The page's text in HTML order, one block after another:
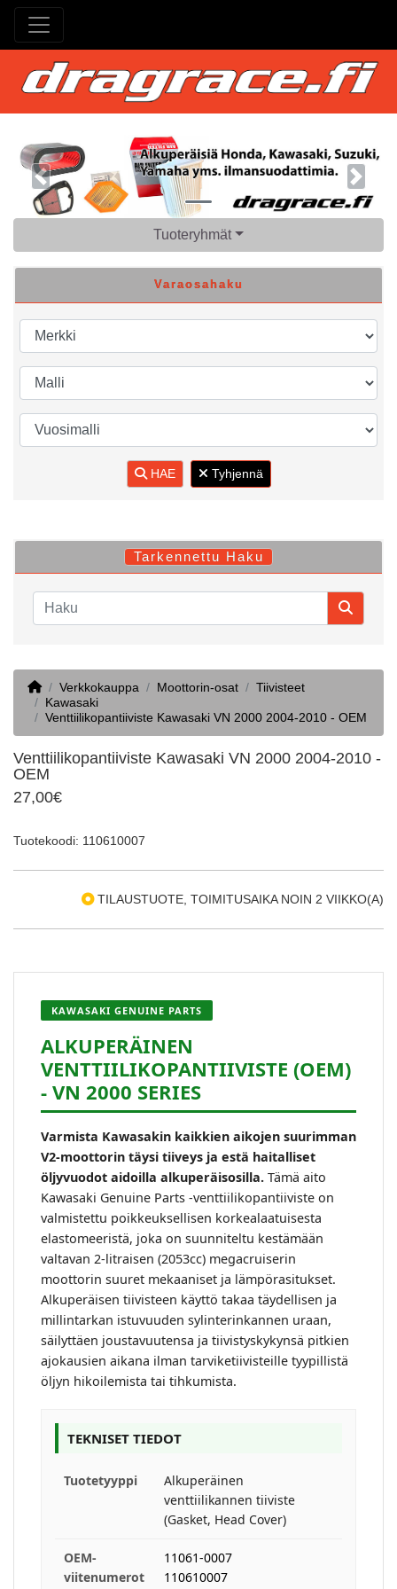
Previous Next
Tuoteryhmät
Varaosahaku
HAE Tyhjennä
Tarkennettu Haku
HomeVerkkokauppa Moottorin-osat
Tiivisteet
Kawasaki
Venttiilikopantiiviste Kawasaki VN 2000 2004-2010 - OEM
Venttiilikopantiiviste Kawasaki VN 2000 2004-2010 -
OEM
27,00€
Tuotekoodi: 110610007
TILAUSTUOTE, TOIMITUSAIKA NOIN 2 VIIKKO(A)
KAWASAKI GENUINE PARTS
ALKUPERÄINEN
VENTTIILIKOPANTIIVISTE (OEM)
- VN 2000 SERIES
Varmista Kawasakin kaikkien aikojen suurimman
V2-moottorin täysi tiiveys ja estä haitalliset
öljyvuodot aidoilla alkuperäisosilla. Tämä aito
Kawasaki Genuine Parts -venttiilikopantiiviste on
valmistettu poikkeuksellisen korkealaatuisesta
elastomeeristä, joka on suunniteltu kestämään
valtavan 2-litraisen (2053cc) megacruiserin
moottorin suuret mekaaniset ja lämpörasitukset.
Alkuperäisen tiivisteen käyttö takaa täydellisen ja
millintarkan istuvuuden sylinterinkannen uraan,
säilyttäen joustavuutensa ja tiivistyskykynsä pitkien
ajokausien aikana ilman tarviketiivisteille tyypillistä
öljyn hikoilemista tai tihkumista.
TEKNISET TIEDOT
Tuotetyyppi
Alkuperäinen
venttiilikannen tiiviste
(Gasket, Head Cover)
OEM-
viitenumerot
11061-0007
110610007